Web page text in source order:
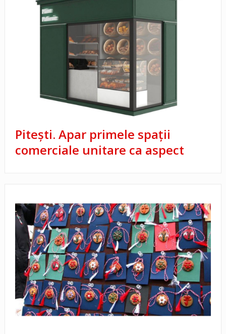
Piteşti. Apar primele spaţii
comerciale unitare ca aspect